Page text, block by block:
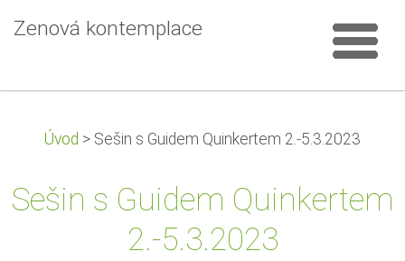
Zenová kontemplace
Úvod > Sešin s Guidem Quinkertem 2.-5.3.2023
Sešin s Guidem Quinkertem
2.-5.3.2023